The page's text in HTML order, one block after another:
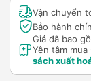
Vận chuyển
Bảo hành
Giá đã bao
Yên tâm
sách xuất